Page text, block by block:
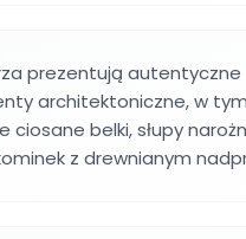
prezentują autentyczne
architektoniczne, w
ciosane belki, słupy
z drewnianym